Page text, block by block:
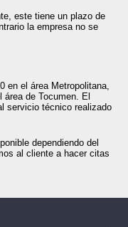
este tiene un plazo de
la empresa no se
en el área Metropolitana,
de Tocumen. El
servicio técnico realizado
dependiendo del
al cliente a hacer citas